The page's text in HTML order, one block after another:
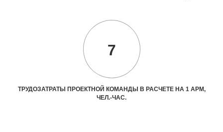
7
ТРУДОЗАТРАТЫ ПРОЕКТНОЙ КОМАНДЫ В РАСЧЕТЕ НА 1 АРМ,
ЧЕЛ.-ЧАС.